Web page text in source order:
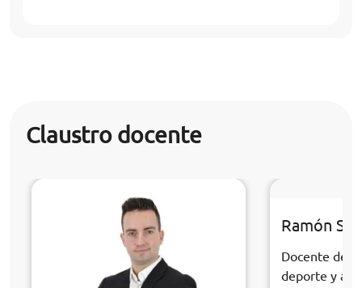
Claustro docente
Ramón
Docente de
deporte y